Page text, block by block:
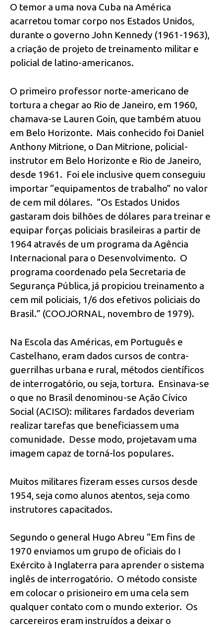
O temor a uma nova Cuba na América
acarretou tomar corpo nos Estados Unidos,
durante o governo John Kennedy (1961-1963),
a criação de projeto de treinamento militar e
policial de latino-americanos.
O primeiro professor norte-americano de
tortura a chegar ao Rio de Janeiro, em 1960,
chamava-se Lauren Goin, que também atuou
em Belo Horizonte. Mais conhecido foi Daniel
Anthony Mitrione, o Dan Mitrione, policial-
instrutor em Belo Horizonte e Rio de Janeiro,
desde 1961. Foi ele inclusive quem conseguiu
importar “equipamentos de trabalho” no valor
de cem mil dólares. “Os Estados Unidos
gastaram dois bilhões de dólares para treinar e
equipar forças policiais brasileiras a partir de
1964 através de um programa da Agência
Internacional para o Desenvolvimento. O
programa coordenado pela Secretaria de
Segurança Pública, já propiciou treinamento a
cem mil policiais, 1/6 dos efetivos policiais do
Brasil.” (COOJORNAL, novembro de 1979).
Na Escola das Américas, em Português e
Castelhano, eram dados cursos de contra-
guerrilhas urbana e rural, métodos científicos
de interrogatório, ou seja, tortura. Ensinava-se
o que no Brasil denominou-se Ação Cívico
Social (ACISO): militares fardados deveriam
realizar tarefas que beneficiassem uma
comunidade. Desse modo, projetavam uma
imagem capaz de torná-los populares.
Muitos militares fizeram esses cursos desde
1954, seja como alunos atentos, seja como
instrutores capacitados.
Segundo o general Hugo Abreu “Em fins de
1970 enviamos um grupo de oficiais do I
Exército à Inglaterra para aprender o sistema
inglês de interrogatório. O método consiste
em colocar o prisioneiro em uma cela sem
qualquer contato com o mundo exterior. Os
carcereiros eram instruídos a deixar o